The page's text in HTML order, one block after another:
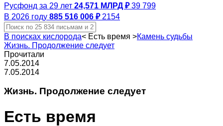
Русфонд за 29 лет 24,571 МЛРД ₽ 39 799
В 2026 году 885 516 006 ₽ 2154
В поисках кислорода< Есть время >Камень судьбы
Жизнь. Продолжение следует
Прочитали
7.05.2014
7.05.2014
Жизнь. Продолжение следует
Есть время